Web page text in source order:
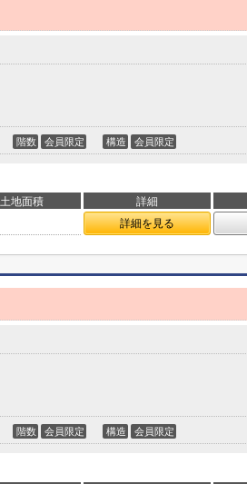
階数 会員限定 構造 会員限定
土地面積 詳細
詳細を見る
階数 会員限定 構造 会員限定